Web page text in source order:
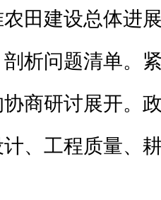
田建设总体进
析问题清单。
商研讨展开。
计、工程质量、